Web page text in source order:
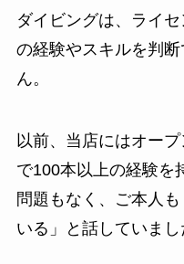
ダイビングは、ライ
の経験やスキルを判
ん。
以前、当店にはオー
で100本以上の経験を
問題もなく、ご本人
いる」と話していまし